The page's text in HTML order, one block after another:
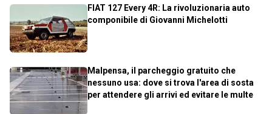
FIAT 127 Every 4R: La rivoluzionaria auto
componibile di Giovanni Michelotti
Malpensa, il parcheggio gratuito che
nessuno usa: dove si trova l'area di sosta
per attendere gli arrivi ed evitare le multe